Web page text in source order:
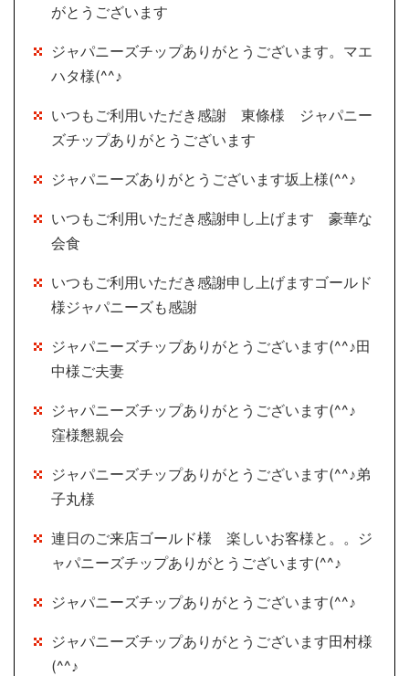
がとうございます
ジャパニーズチップありがとうございます。マエ
ハタ様(^^♪
いつもご利用いただき感謝 東條様 ジャパニー
ズチップありがとうございます
ジャパニーズありがとうございます坂上様(^^♪
いつもご利用いただき感謝申し上げます 豪華な
会食
いつもご利用いただき感謝申し上げますゴールド
様ジャパニーズも感謝
ジャパニーズチップありがとうございます(^^♪田
中様ご夫妻
ジャパニーズチップありがとうございます(^^♪
窪様懇親会
ジャパニーズチップありがとうございます(^^♪弟
子丸様
連日のご来店ゴールド様 楽しいお客様と。。ジ
ャパニーズチップありがとうございます(^^♪
ジャパニーズチップありがとうございます(^^♪
ジャパニーズチップありがとうございます田村様
(^^♪